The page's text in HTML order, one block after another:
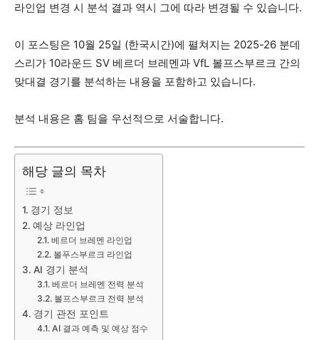
라인업 변경 시 분석 결과 역시 그에 따라 변경될 수 있습니다.
이 포스팅은 10월 25일 (한국시간)에 펼쳐지는 2025-26 분데
스리가 10라운드 SV 베르더 브레멘과 VfL 볼프스부르크 간의
맞대결 경기를 분석하는 내용을 포함하고 있습니다.
분석 내용은 홈 팀을 우선적으로 서술합니다.
해당 글의 목차
경기 정보
예상 라인업
베르더 브레멘 라인업
볼푸스부르크 라인업
AI 경기 분석
베르더 브레멘 전력 분석
볼프스부르크 전력 분석
경기 관전 포인트
AI 결과 예측 및 예상 점수